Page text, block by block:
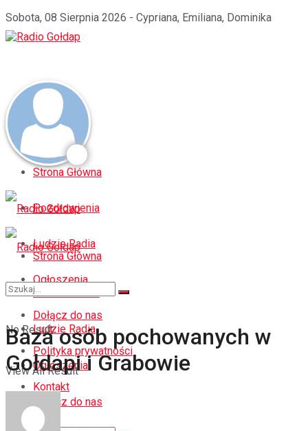
Sobota, 08 Sierpnia 2026 - Cypriana, Emiliana, Dominika
Strona Główna
Pozdrowienia
Ludzie Radia
Ogłoszenia
Dołącz do nas
Polityka prywatności
Kontakt
Strona Główna
Pozdrowienia
Ludzie Radia
Ogłoszenia
Dołącz do nas
No Result
View All Result
Baza osób pochowanych w
Gołdapi i Grabowie